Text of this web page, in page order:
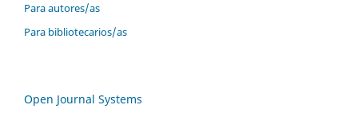
Para autores/as
Para bibliotecarios/as
Open Journal Systems